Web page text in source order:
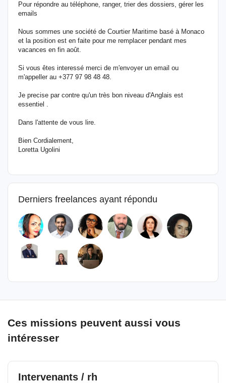
Pour répondre au téléphone, ranger, trier des dossiers, gérer les
emails
Nous sommes une société de Courtier Maritime basé à Monaco
et la position est en faite pour me remplacer pendant mes
vacances en fin août.
Si vous êtes interessé merci de m'envoyer un email ou
m'appeller au +377 97 98 48 48.
Je precise par contre qu'un très bon niveau d'Anglais est
essentiel .
Dans l'attente de vous lire.
Bien Cordialement,
Loretta Ugolini
Derniers freelances ayant répondu
Ces missions peuvent aussi vous
intéresser
Intervenants / rh